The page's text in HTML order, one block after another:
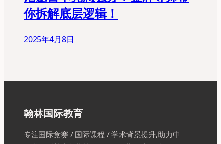
你拆解底层逻辑！
2025年4月8日
翰林国际教育
专注国际竞赛 / 国际课程 / 学术背景提升,助力中